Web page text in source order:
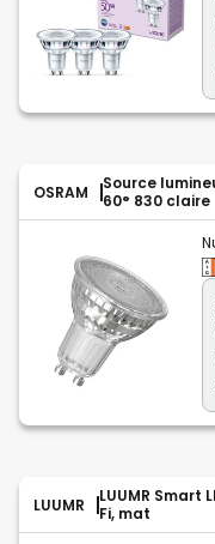
OSRAM
Source
60° 830 claire
LUUMR
LUUMR Smart
Fi, mat